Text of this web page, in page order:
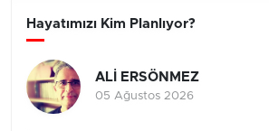
Hayatımızı Kim Planlıyor?
ALİ ERSÖNMEZ
05 Ağustos 2026